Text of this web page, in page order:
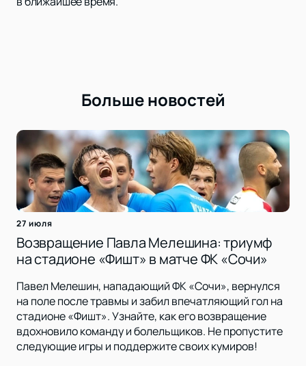
Больше новостей
27 июля
Возвращение Павла Мелешина: триумф
на стадионе «Фишт» в матче ФК «Сочи»
Павел Мелешин, нападающий ФК «Сочи», вернулся
на поле после травмы и забил впечатляющий гол на
стадионе «Фишт». Узнайте, как его возвращение
вдохновило команду и болельщиков. Не пропустите
следующие игры и поддержите своих кумиров!